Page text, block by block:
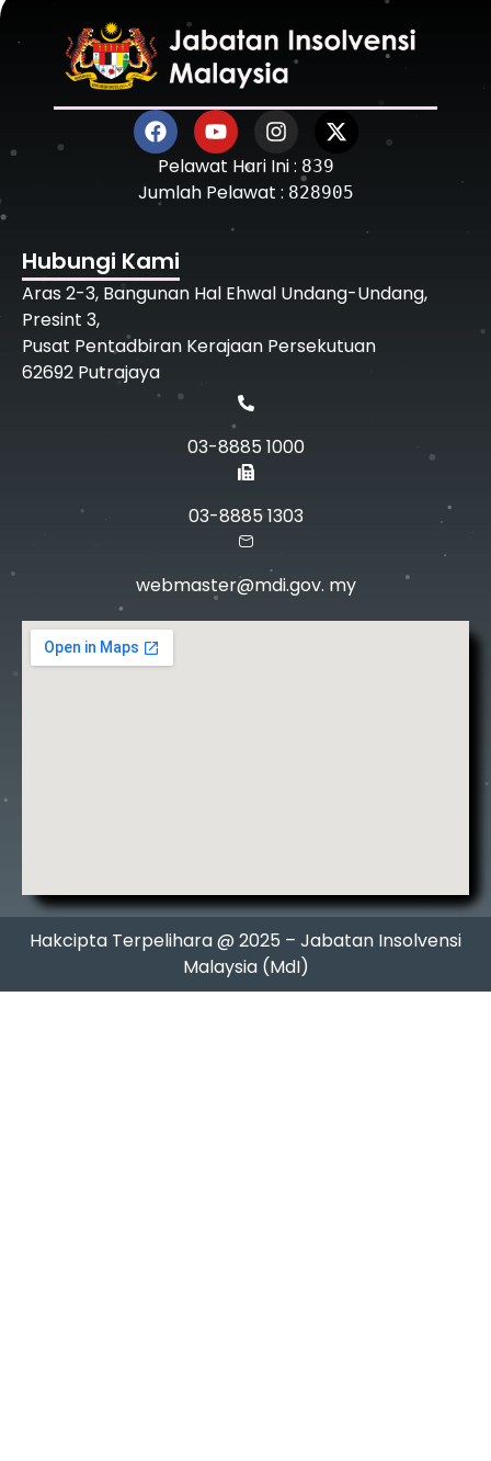
Pelawat Hari Ini : 839
Jumlah Pelawat : 828905
Hubungi Kami
Aras 2-3, Bangunan Hal Ehwal Undang-Undang,
Presint 3,
Pusat Pentadbiran Kerajaan Persekutuan
62692 Putrajaya
03-8885 1000
03-8885 1303
webmaster@mdi.gov. my
Hakcipta Terpelihara @ 2025 – Jabatan Insolvensi
Malaysia (MdI)